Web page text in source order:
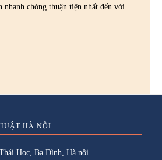
nhanh chóng thuận tiện nhất đến với
HÀ NỘI
Học, Ba Đình, Hà nội